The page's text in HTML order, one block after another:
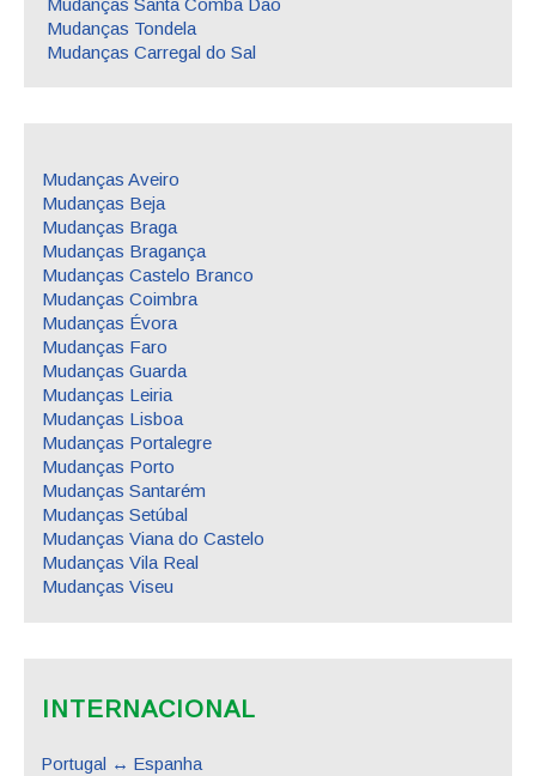
Mudanças Tondela
Mudanças Carregal do Sal
Mudanças Aveiro
Mudanças Beja
Mudanças Braga
Mudanças Bragança
Mudanças Castelo Branco
Mudanças Coimbra
Mudanças Évora
Mudanças Faro
Mudanças Guarda
Mudanças Leiria
Mudanças Lisboa
Mudanças Portalegre
Mudanças Porto
Mudanças Santarém
Mudanças Setúbal
Mudanças Viana do Castelo
Mudanças Vila Real
Mudanças Viseu
INTERNACIONAL
Portugal ↔ Espanha